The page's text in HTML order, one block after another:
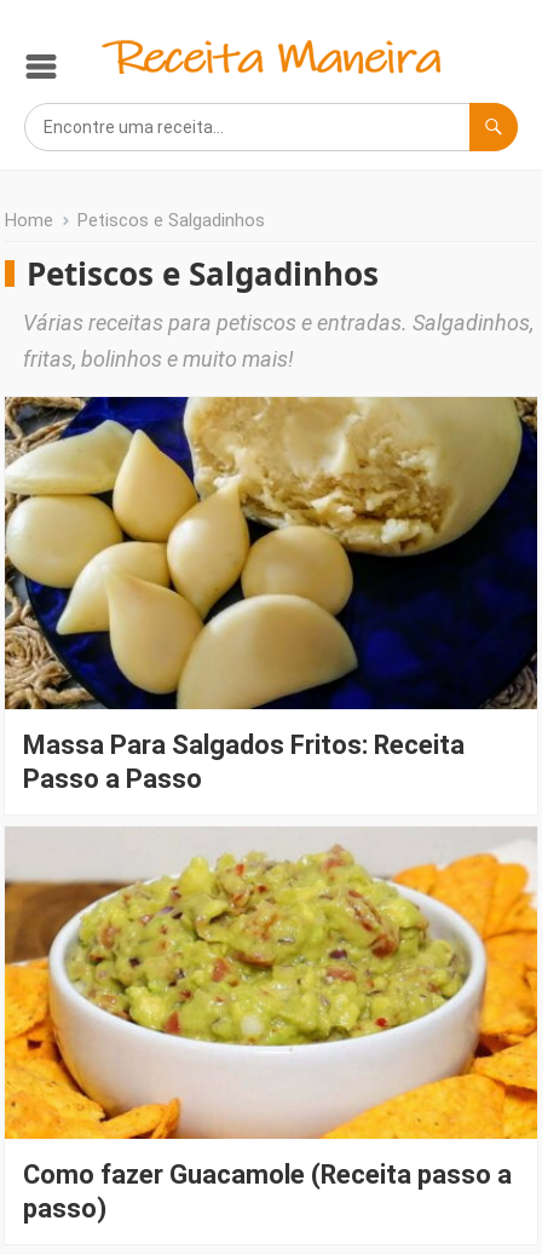
Home Petiscos e Salgadinhos
Petiscos e Salgadinhos
Várias receitas para petiscos e entradas. Salgadinhos,
fritas, bolinhos e muito mais!
Massa Para Salgados Fritos: Receita
Passo a Passo
Como fazer Guacamole (Receita passo a
passo)